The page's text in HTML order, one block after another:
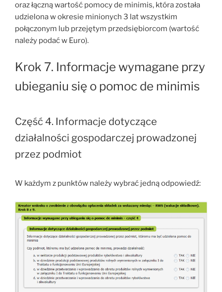
oraz łączną wartość pomocy de minimis, która została
udzielona w okresie minionych 3 lat wszystkim
połączonym lub przejętym przedsiębiorcom (wartość
należy podać w Euro).
Krok 7. Informacje wymagane przy
ubieganiu się o pomoc de minimis
Część 4. Informacje dotyczące
działalności gospodarczej prowadzonej
przez podmiot
W każdym z punktów należy wybrać jedną odpowiedź: